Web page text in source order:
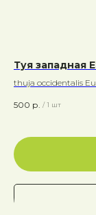
Туя западная
thuja occidentalis
500 р. / 1 шт